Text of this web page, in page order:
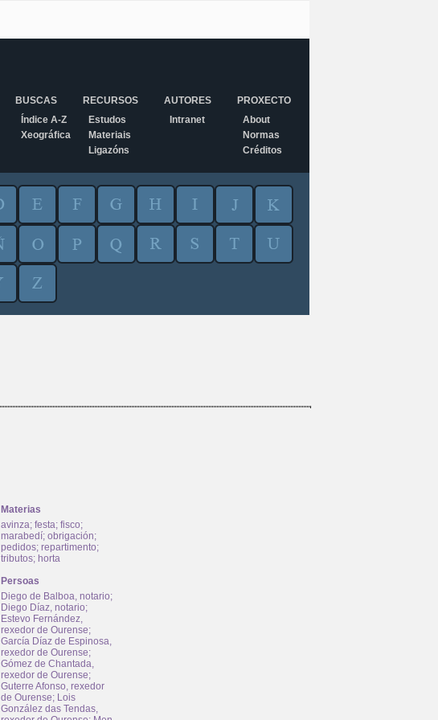
BUSCAS
Índice A-Z
Xeográfica
RECURSOS
Estudos
Materiais
Ligazóns
AUTORES
Intranet
PROXECTO
About
Normas
Créditos
Materias
avinza; festa; fisco;
marabedí; obrigación;
pedidos; repartimento;
tributos; horta
Persoas
Diego de Balboa, notario;
Diego Díaz, notario;
Estevo Fernández,
rexedor de Ourense;
García Díaz de Espinosa,
rexedor de Ourense;
Gómez de Chantada,
rexedor de Ourense;
Guterre Afonso, rexedor
de Ourense; Lois
González das Tendas,